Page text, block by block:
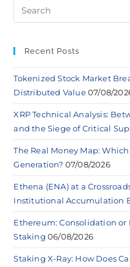
Recent Posts
Tokenized Stock Market
Distributed Value 07/08/
XRP Technical Analysis:
and the Siege of Critical
The Real Money Map:
Generation? 07/08/2026
Ethena (ENA) at a
Institutional Accumulation
Ethereum: Consolidation or
Staking 06/08/2026
Staking X-Ray: How Does